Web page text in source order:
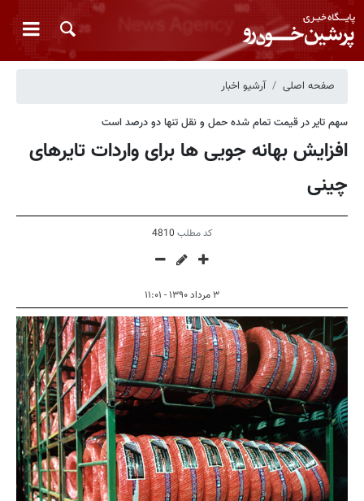
صفحه اصلی آرشیو اخبار
سهم تایر در قیمت تمام شده حمل و نقل تنها دو درصد است
افزایش بهانه جویی ها برای واردات تایرهای
چینی
کد مطلب 4810
۳ مرداد ۱۳۹۰ - ۱۱:۰۱